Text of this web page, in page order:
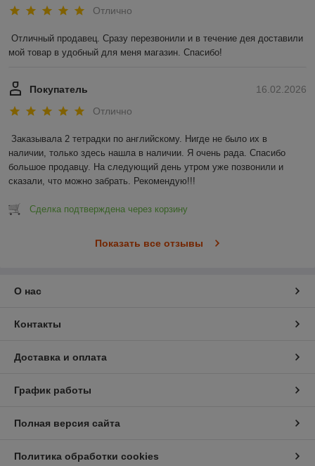
Отлично
Отличный продавец. Сразу перезвонили и в течение дея доставили
мой товар в удобный для меня магазин. Спасибо!
16.02.2026
Покупатель
Отлично
Заказывала 2 тетрадки по английскому. Нигде не было их в
наличии, только здесь нашла в наличии. Я очень рада. Спасибо
большое продавцу. На следующий день утром уже позвонили и
сказали, что можно забрать. Рекомендую!!!
Сделка подтверждена через корзину
Показать все отзывы
О нас
Контакты
Доставка и оплата
График работы
Полная версия сайта
Политика обработки cookies